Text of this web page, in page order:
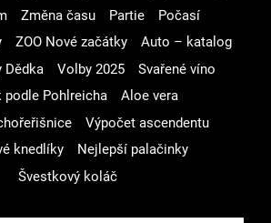
Změna času Partie
Počasí
ZOO Nové začátky
Auto – katalog
Dědka
Volby 2025
Svařené víno
podle Pohlreicha
Aloe vera
Výpočet ascendentu
knedlíky
Nejlepší palačinky
Švestkový koláč